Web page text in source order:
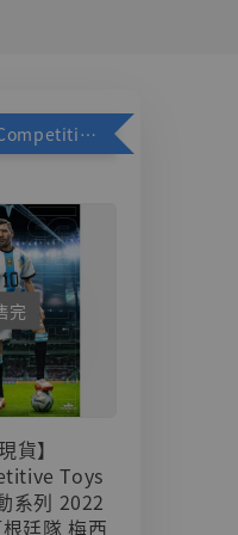
加購優惠【Competitive Toys 梅西 [CM001]】
完
貨】
Toys
系列 2022
廷隊 梅西